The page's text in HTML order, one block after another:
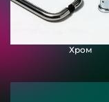
Хром